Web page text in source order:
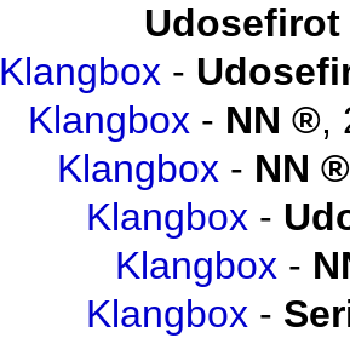
Udosefirot
Klangbox -
Klangbox - NN ,
Klangbox - NN
Klangbox -
Klangbox -
Klangbox -